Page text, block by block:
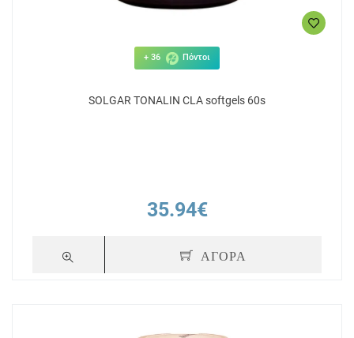
+ 36 Πόντοι
SOLGAR TONALIN CLA softgels 60s
35.94€
ΑΓΟΡΑ